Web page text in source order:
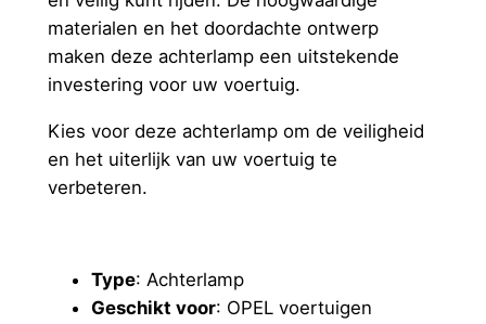
materialen en het doordachte ontwerp
maken deze achterlamp een uitstekende
investering voor uw voertuig.
Kies voor deze achterlamp om de veiligheid
en het uiterlijk van uw voertuig te
verbeteren.
Type: Achterlamp
Geschikt voor: OPEL voertuigen